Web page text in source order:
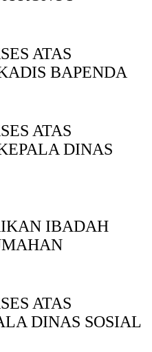
ATAS
BAPENDA
ATAS
DINAS
IBADAH
ATAS
DINAS SOSIAL